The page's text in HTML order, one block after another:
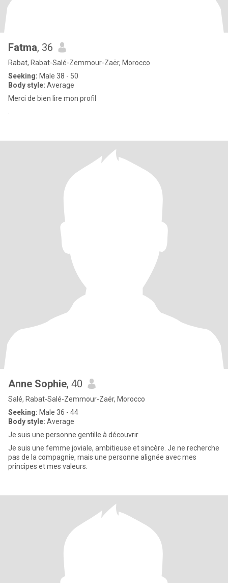
Fatma, 36
Rabat, Rabat-Salé-Zemmour-Zaër, Morocco
Seeking: Male 38 - 50
Body style: Average
Merci de bien lire mon profil
Anne Sophie, 40
Salé, Rabat-Salé-Zemmour-Zaër, Morocco
Seeking: Male 36 - 44
Body style: Average
Je suis une personne gentille à découvrir
Je suis une femme joviale, ambitieuse et sincère. Je ne recherche
pas de la compagnie, mais une personne alignée avec mes
principes et mes valeurs.